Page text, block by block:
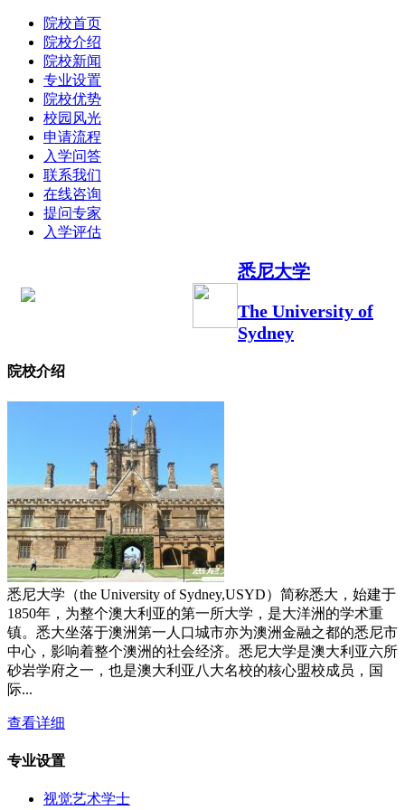
院校首页
院校介绍
院校新闻
专业设置
院校优势
校园风光
申请流程
入学问答
联系我们
在线咨询
提问专家
入学评估
悉尼大学
The University of
Sydney
院校介绍
悉尼大学（the University of Sydney,USYD）简称悉大，始建于
1850年，为整个澳大利亚的第一所大学，是大洋洲的学术重
镇。悉大坐落于澳洲第一人口城市亦为澳洲金融之都的悉尼市
中心，影响着整个澳洲的社会经济。悉尼大学是澳大利亚六所
砂岩学府之一，也是澳大利亚八大名校的核心盟校成员，国
际...
查看详细
专业设置
视觉艺术学士